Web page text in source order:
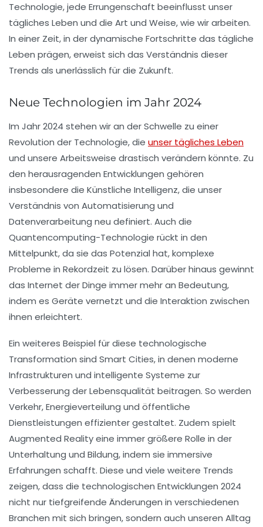
Technologie, jede Errungenschaft beeinflusst unser
tägliches Leben und die Art und Weise, wie wir arbeiten.
In einer Zeit, in derdynamische Fortschritte das tägliche
Leben prägen, erweist sich das Verständnis dieser
Trends als unerlässlich für die Zukunft.
Neue Technologien im Jahr 2024
Im Jahr 2024 stehen wir an der Schwelle zu einer
Revolution der Technologie, die unser tägliches Leben
und unsere Arbeitsweise drastisch verändern könnte. Zu
den herausragenden Entwicklungen gehören
insbesondere die Künstliche Intelligenz, die unser
Verständnis von Automatisierung und
Datenverarbeitung neu definiert. Auch die
Quantencomputing-Technologie rückt in den
Mittelpunkt, da sie das Potenzial hat, komplexe
Probleme in Rekordzeit zu lösen. Darüber hinaus gewinnt
das Internet der Dinge immer mehr an Bedeutung,
indem es Geräte vernetzt und die Interaktion zwischen
ihnen erleichtert.
Ein weiteres Beispiel für diese technologische
Transformation sind Smart Cities, in denen moderne
Infrastrukturen und intelligente Systeme zur
Verbesserung der Lebensqualität beitragen. So werden
Verkehr, Energieverteilung und öffentliche
Dienstleistungen effizienter gestaltet. Zudem spielt
Augmented Realityeine immer größere Rolle in der
Unterhaltung und Bildung, indem sie immersive
Erfahrungen schafft. Diese und viele weitere Trends
zeigen, dass die technologischen Entwicklungen 2024
nicht nur tiefgreifende Änderungen in verschiedenen
Branchen mit sich bringen, sondern auch unseren Alltag